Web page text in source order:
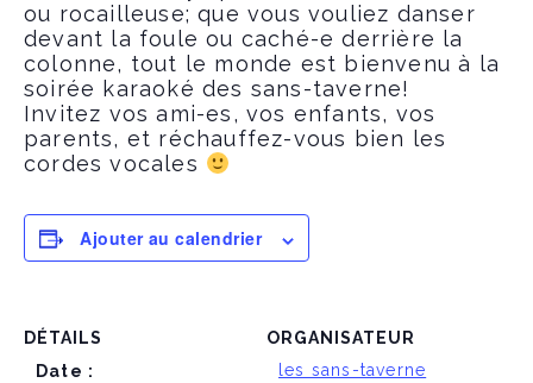
ou rocailleuse; que vous vouliez danser
devant la foule ou caché-e derrière la
colonne, tout le monde est bienvenu à la
soirée karaoké des sans-taverne!
Invitez vos ami-es, vos enfants, vos
parents, et réchauffez-vous bien les
cordes vocales
Ajouter au calendrier
DÉTAILS
Date :
ORGANISATEUR
les sans-taverne